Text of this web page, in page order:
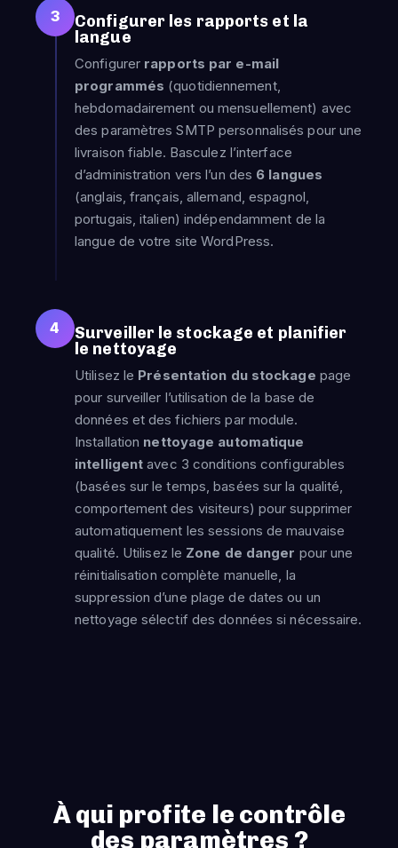
3
Configurer les rapports et la
langue
Configurer rapports par e-mail
programmés (quotidiennement,
hebdomadairement ou mensuellement) avec
des paramètres SMTP personnalisés pour une
livraison fiable. Basculez l’interface
d’administration vers l’un des 6 langues
(anglais, français, allemand, espagnol,
portugais, italien) indépendamment de la
langue de votre site WordPress.
4
Surveiller le stockage et planifier
le nettoyage
Utilisez le Présentation du stockage page
pour surveiller l’utilisation de la base de
données et des fichiers par module.
Installation nettoyage automatique
intelligent avec 3 conditions configurables
(basées sur le temps, basées sur la qualité,
comportement des visiteurs) pour supprimer
automatiquement les sessions de mauvaise
qualité. Utilisez le Zone de danger pour une
réinitialisation complète manuelle, la
suppression d’une plage de dates ou un
nettoyage sélectif des données si nécessaire.
À qui profite le contrôle
des paramètres ?